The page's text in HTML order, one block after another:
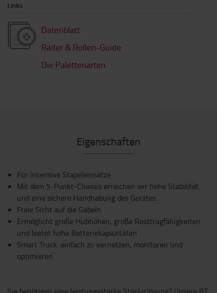
Links
Datenblatt
Räder & Rollen-Guide
Die Palettenarten
Eigenschaften
Für intensive Stapeleinsätze
Mit dem 5-Punkt-Chassis erreichen wir hohe Stabilität
und eine sichere Handhabung des Gerätes.
Freie Sicht auf die Gabeln
Ermöglicht große Hubhöhen, große Resttragfähigkeiten
und bietet hohe Batteriekapazitäten
Smart Truck: einfach zu vernetzen, monitoren und
optimieren